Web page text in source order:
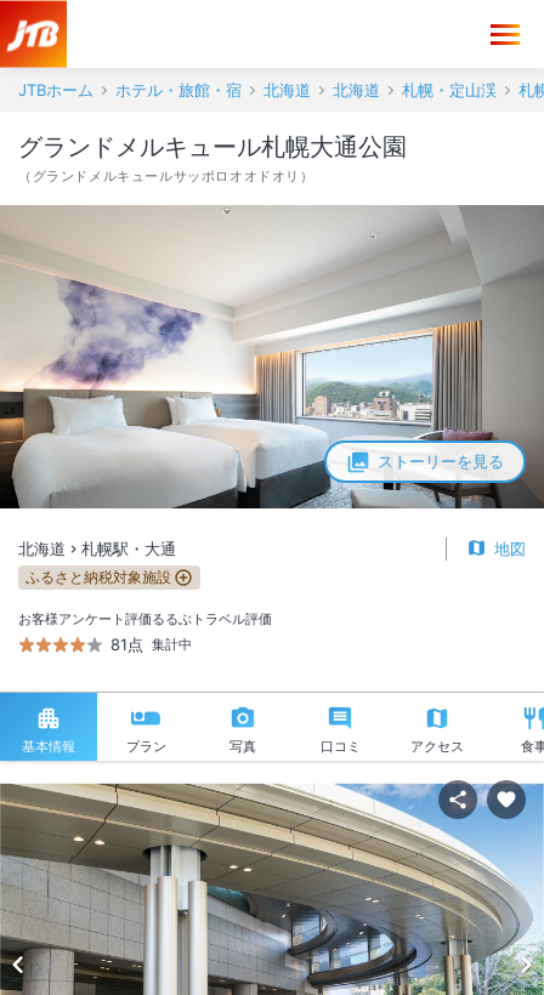
JTBホーム ホテル・旅館・宿 北海道 北海道 札幌・定山渓 札
ストーリーを見る
グランドメルキュール札幌大通公園
（ グランドメルキュールサッポロオオドオリ ）
北海道 札幌駅・大通 地図
ふるさと納税対象施設
お客様アンケート評価
81点
るるぶトラベル評価
集計中
基本情報 プラン 写真 口コミ アクセス 食